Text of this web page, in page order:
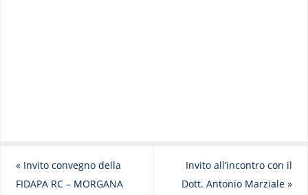
«Invito convegno della
FIDAPA RC – MORGANA
Invito all’incontro con il
Dott. Antonio Marziale»